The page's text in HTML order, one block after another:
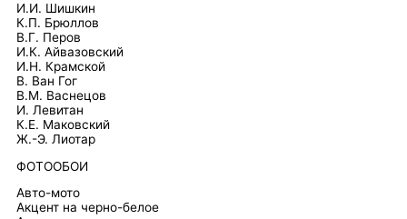
И.И. Шишкин
К.П. Брюллов
В.Г. Перов
И.К. Айвазовский
И.Н. Крамской
В. Ван Гог
В.М. Васнецов
И. Левитан
К.Е. Маковский
Ж.-Э. Лиотар
ФОТООБОИ
Авто-мото
Акцент на черно-белое